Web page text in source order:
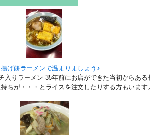
げ餅ラーメンで温まりましょう♪
入りラーメン 35年前にお店ができた当初からある
ちが・・・とライスを注文したりする方もいます